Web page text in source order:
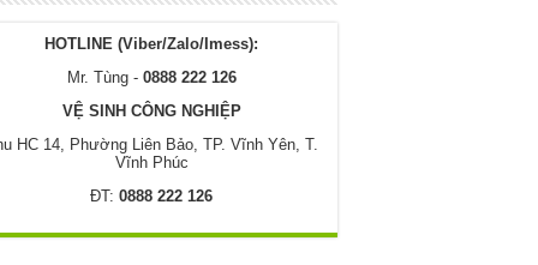
HOTLINE (Viber/Zalo/Imess):
Mr. Tùng - 0888 222 126
VỆ SINH CÔNG NGHIỆP
HC 14, Phường Liên Bảo, TP. Vĩnh Yên, T.
Vĩnh Phúc
ĐT: 0888 222 126